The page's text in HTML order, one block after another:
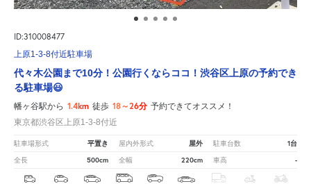
ID:310008477
上原1-3-8付近駐車場
代々木公園まで10分！公園行くならココ！渋谷区上原の予約でき
る駐車場😃
幡ヶ谷駅から 1.4km 徒歩 18～26分 予約できてオススメ！
東京都渋谷区上原1-3-8付近
駐車場形式 平置き 屋内外形式 屋外 駐車台数 1台
全長 500cm 全幅 220cm 車高 -